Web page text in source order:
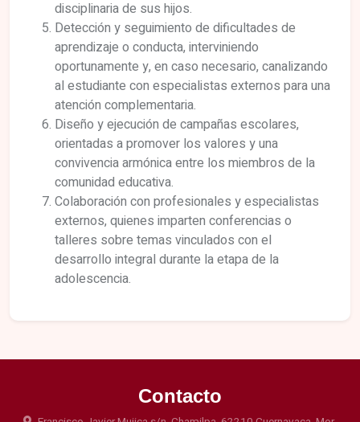
disciplinaria de sus hijos.
Detección y seguimiento de dificultades de
aprendizaje o conducta, interviniendo
oportunamente y, en caso necesario, canalizando
al estudiante con especialistas externos para una
atención complementaria.
Diseño y ejecución de campañas escolares,
orientadas a promover los valores y una
convivencia armónica entre los miembros de la
comunidad educativa.
Colaboración con profesionales y especialistas
externos, quienes imparten conferencias o
talleres sobre temas vinculados con el
desarrollo integral durante la etapa de la
adolescencia.
Contacto